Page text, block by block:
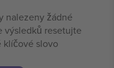
nalezeny žádné
výsledků resetujte
slovo